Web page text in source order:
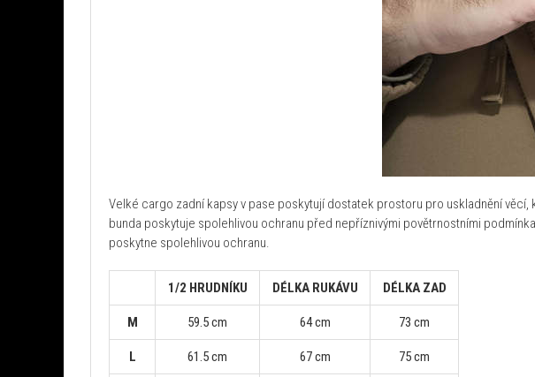
Velké cargo zadní kapsy v pase poskytují dostatek prostoru pro uskladnění
bunda poskytuje spolehlivou ochranu před nepříznivými povětrnostními
poskytne spolehlivou ochranu.
1/2 HRUDNÍKU DÉLKA RUKÁVU DÉLKA ZAD
M 59.5 cm 64 cm 73 cm
L 61.5 cm 67 cm 75 cm